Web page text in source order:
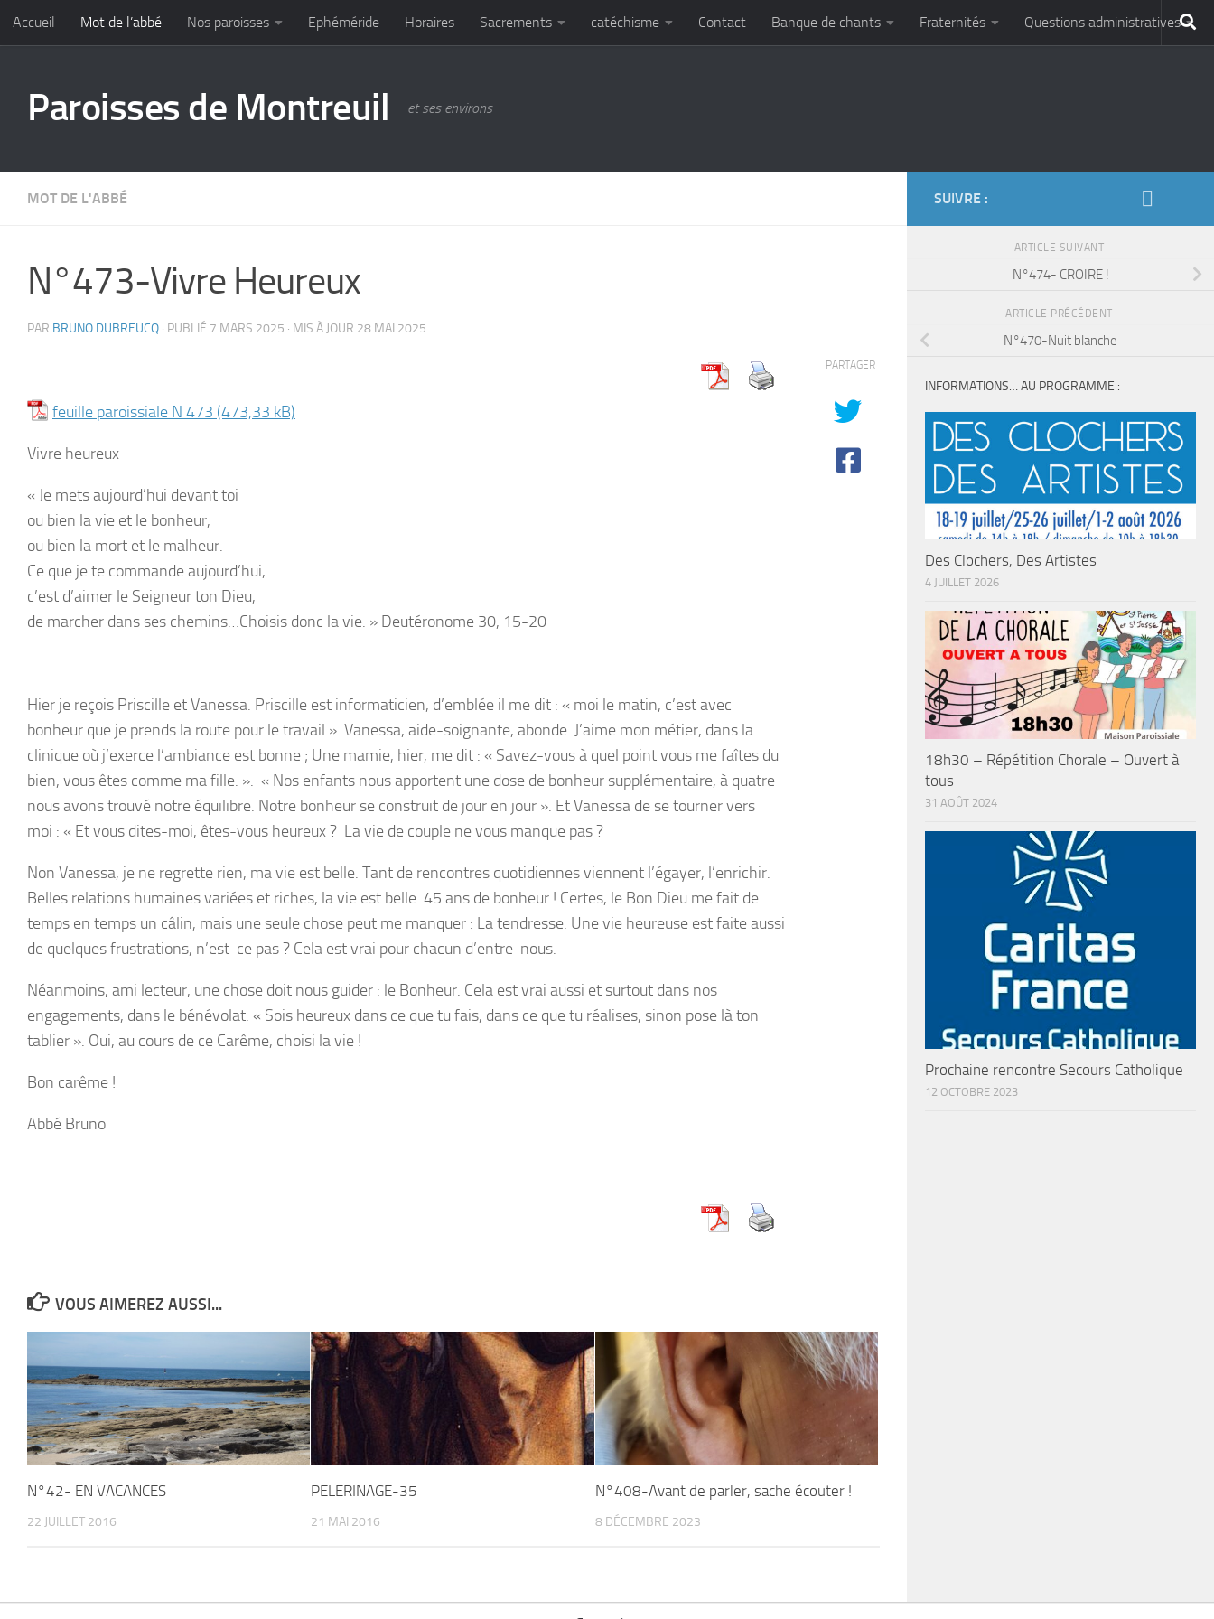
Skip to content
Accueil Mot de l’abbé Nos paroisses Ephéméride Horaires Sacrements catéchisme Contact Banque de chants Fraternités Questions administratives
Paroisses de Montreuil et ses environs
MOT DE L'ABBÉ
N°473-Vivre Heureux
PAR BRUNO DUBREUCQ · PUBLIÉ 7 MARS 2025 · MIS À JOUR 28 MAI 2025
feuille paroissiale N 473
Vivre heureux
« Je mets aujourd’hui devant toi
ou bien la vie et le bonheur,
ou bien la mort et le malheur.
Ce que je te commande aujourd’hui,
c’est d’aimer le Seigneur ton Dieu,
de marcher dans ses chemins…Choisis donc la vie. » Deutéronome 30, 15-20
Hier je reçois Priscille et Vanessa. Priscille est informaticien, d’emblée il me dit : « moi le matin, c’est avec
bonheur que je prends la route pour le travail ». Vanessa, aide-soignante, abonde. J’aime mon métier, dans la
clinique où j’exerce l’ambiance est bonne ; Une mamie, hier, me dit : « Savez-vous à quel point vous me faîtes du
bien, vous êtes comme ma fille. ». « Nos enfants nous apportent une dose de bonheur supplémentaire, à quatre
nous avons trouvé notre équilibre. Notre bonheur se construit de jour en jour ». Et Vanessa de se tourner vers
moi : « Et vous dites-moi, êtes-vous heureux ? La vie de couple ne vous manque pas ?
Non Vanessa, je ne regrette rien, ma vie est belle. Tant de rencontres quotidiennes viennent l’égayer, l’enrichir.
Belles relations humaines variées et riches, la vie est belle. 45 ans de bonheur ! Certes, le Bon Dieu me fait de
temps en temps un câlin, mais une seule chose peut me manquer : La tendresse. Une vie heureuse est faite aussi
de quelques frustrations, n’est-ce pas ? Cela est vrai pour chacun d’entre-nous.
Néanmoins, ami lecteur, une chose doit nous guider : le Bonheur. Cela est vrai aussi et surtout dans nos
engagements, dans le bénévolat. « Sois heureux dans ce que tu fais, dans ce que tu réalises, sinon pose là ton
tablier ». Oui, au cours de ce Carême, choisi la vie !
Bon carême !
Abbé Bruno
PARTAGER
VOUS AIMEREZ AUSSI...
N°42- EN VACANCES
22 JUILLET 2016
PELERINAGE-35
21 MAI 2016
N°408-Avant de parler, sache écouter !
8 DÉCEMBRE 2023
SUIVRE :
ARTICLE SUIVANT
N°474- CROIRE !
ARTICLE PRÉCÉDENT
N°470-Nuit blanche
INFORMATIONS… AU PROGRAMME :
Des Clochers, Des Artistes
4 JUILLET 2026
18h30 – Répétition Chorale – Ouvert à
tous
31 AOÛT 2024
Prochaine rencontre Secours Catholique
12 OCTOBRE 2023